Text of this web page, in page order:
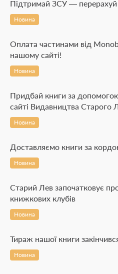
Підтримай ЗСУ — перерахуй
Новина
Оплата частинами від
нашому сайті!
Новина
Придбай книги за
сайті Видавництва Старого
Новина
Доставляємо книги за
Новина
Старий Лев започатковує
книжкових клубів
Новина
Тираж нашої книги
Новина